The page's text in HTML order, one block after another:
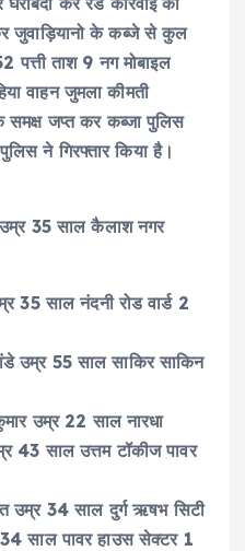
जुवाड़ियानो के कब्जे से कुल
ताश 9 नग मोबाइल
वाहन जुमला कीमती
जप्त कर कब्जा पुलिस
ने गिरफ्तार किया है।
35 साल कैलाश नगर
35 साल नंदनी रोड वार्ड 2
उम्र 55 साल साकिर साकिन
उम्र 22 साल नारधा
43 साल उत्तम टॉकीज पावर
उम्र 34 साल दुर्ग ऋषभ सिटी
34 साल पावर हाउस सेक्टर 1